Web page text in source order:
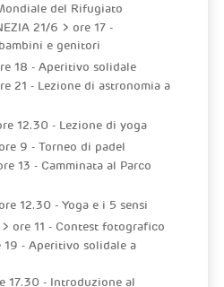
del Rifugiato
21/6 > ore 17 -
e genitori
18 - Aperitivo solidale
21 - Lezione di astronomia a
12.30 - Lezione di yoga
9 - Torneo di padel
13 - Camminata al Parco
12.30 - Yoga e i 5 sensi
ore 11 - Contest fotografico
19 - Aperitivo solidale a
17.30 - Introduzione al